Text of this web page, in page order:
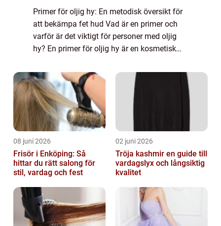
Primer för oljig hy: En metodisk översikt för
att bekämpa fet hud Vad är en primer och
varför är det viktigt för personer med oljig
hy? En primer för oljig hy är en kosmetisk
huden inför applicering av makeup. De...
08 juni 2026
Frisör i Enköping: Så
hittar du rätt salong för
stil, vardag och fest
02 juni 2026
Tröja kashmir en guide till
vardagslyx och långsiktig
kvalitet